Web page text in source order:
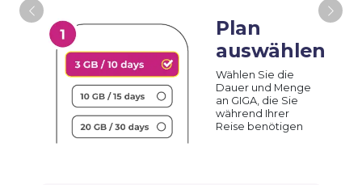
Plan
auswählen
Wählen Sie die
Dauer und Menge
an GIGA, die Sie
während Ihrer
Reise benötigen